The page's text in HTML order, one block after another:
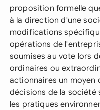
proposition formelle
à la direction d'une
modifications
opérations de
soumises au vote lors
ordinaires ou
actionnaires un moyen
décisions de la société
les pratiques